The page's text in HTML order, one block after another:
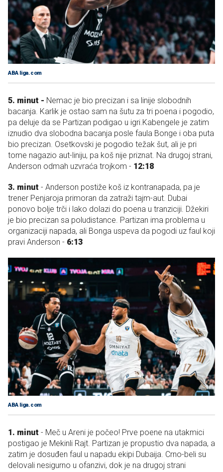
ABA liga.com
5. minut - Nemac je bio precizan i sa linije slobodnih
bacanja. Karlik je ostao sam na šutu za tri poena i pogodio,
pa deluje da se Partizan podigao u igri.Kabengele je zatim
iznudio dva slobodna bacanja posle faula Bonge i oba puta
bio precizan. Osetkovski je pogodio težak šut, ali je pri
tome nagazio aut-liniju, pa koš nije priznat. Na drugoj strani,
Anderson odmah uzvraća trojkom - 12:18
3. minut - Anderson postiže koš iz kontranapada, pa je
trener Penjaroja primoran da zatraži tajm-aut. Dubai
ponovo bolje trči i lako dolazi do poena u tranziciji. Džekiri
je bio precizan sa poludistance. Partizan ima problema u
organizaciji napada, ali Bonga uspeva da pogodi uz faul koji
pravi Anderson - 6:13
ABA liga.com
1. minut - Meč u Areni je počeo! Prve poene na utakmici
postigao je Mekinli Rajt. Partizan je propustio dva napada, a
zatim je dosuđen faul u napadu ekipi Dubaija. Crno-beli su
delovali nesigurno u ofanzivi, dok je na drugoj strani